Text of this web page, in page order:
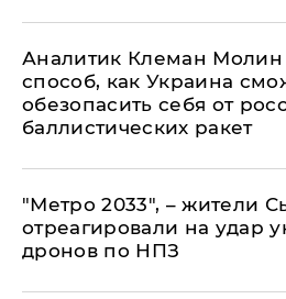
Аналитик Клеман Молин
способ, как Украина
обезопасить себя от
баллистических ракет
"Метро 2033", – жители
отреагировали на удар
дронов по НПЗ